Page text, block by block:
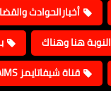
أخبارالحوادث
النوبة هنا وهناك
قناة شيفاتايمز TV / SHEFATAIMS